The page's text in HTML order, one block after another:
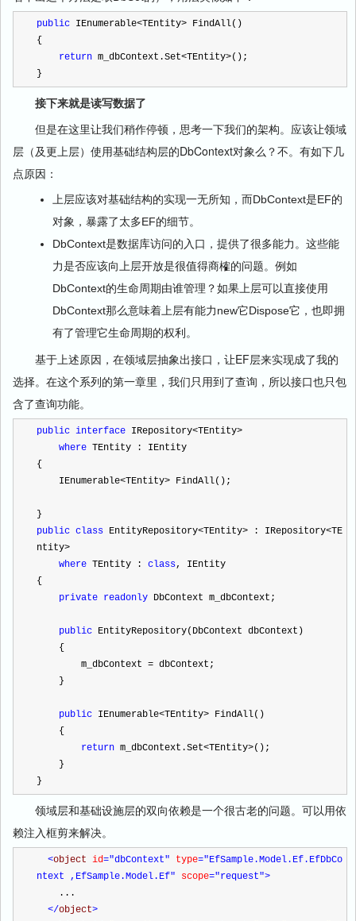
public IEnumerable<TEntity> FindAll()
{
return m_dbContext.Set<TEntity>();
}
接下来就是读写数据了
但是在这里让我们稍作停顿，思考一下我们的架构。应该让领域
层（及更上层）使用基础结构层的DbContext对象么？不。有如下几
点原因：
上层应该对基础结构的实现一无所知，而DbContext是EF的
对象，暴露了太多EF的细节。
DbContext是数据库访问的入口，提供了很多能力。这些能
力是否应该向上层开放是很值得商榷的问题。例如
DbContext的生命周期由谁管理？如果上层可以直接使用
DbContext那么意味着上层有能力new它Dispose它，也即拥
有了管理它生命周期的权利。
基于上述原因，在领域层抽象出接口，让EF层来实现成了我的
选择。在这个系列的第一章里，我们只用到了查询，所以接口也只包
含了查询功能。
public interface IRepository<TEntity>
where TEntity : IEntity
{
    IEnumerable
<TEntity> FindAll();
}
public class EntityRepository<TEntity> : IRepository<TE
ntity>
where TEntity : class, IEntity
{
private readonly DbContext m_dbContext;
public EntityRepository(DbContext dbContext)
    {
        m_dbContext
= dbContext;
    }
public IEnumerable<TEntity> FindAll()
    {
return m_dbContext.Set<TEntity>();
    }
}
领域层和基础设施层的双向依赖是一个很古老的问题。可以用依
赖注入框剪来解决。
<object id="dbContext" type="EfSample.Model.Ef.EfDbCo
ntext ,EfSample.Model.Ef" scope="request">
    ...
</object>